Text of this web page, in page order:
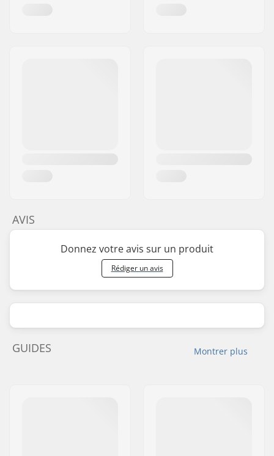
AVIS
Donnez votre avis sur un produit
Rédiger un avis
Montrer plus
GUIDES